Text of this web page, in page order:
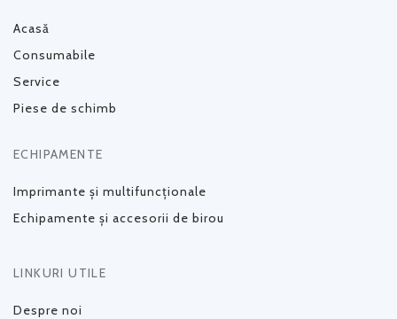
Acasă
Consumabile
Service
Piese de schimb
ECHIPAMENTE
Imprimante și multifuncționale
Echipamente și accesorii de birou
LINKURI UTILE
Despre noi